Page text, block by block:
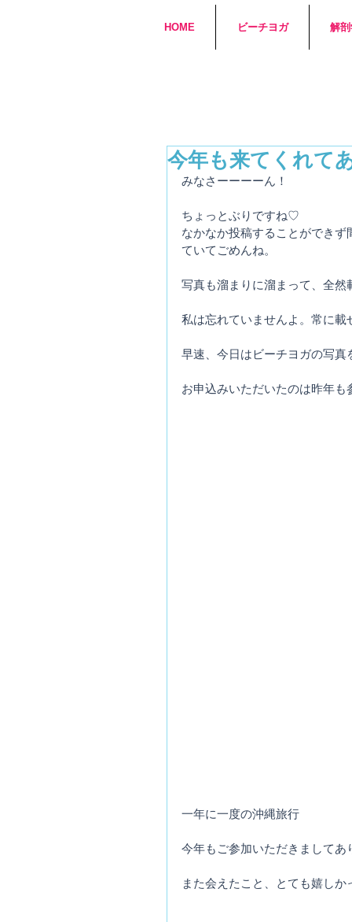
HOME ビーチヨガ 解
今年も来てくれて
みなさーーーーん！
ちょっとぶりですね♡
なかなか投稿することができ
ていてごめんね。
写真も溜まりに溜まって、全
私は忘れていませんよ。常に
早速、今日はビーチヨガの写真
お申込みいただいたのは昨年
一年に一度の沖縄旅行
今年もご参加いただきましてあ
また会えたこと、とても嬉しか